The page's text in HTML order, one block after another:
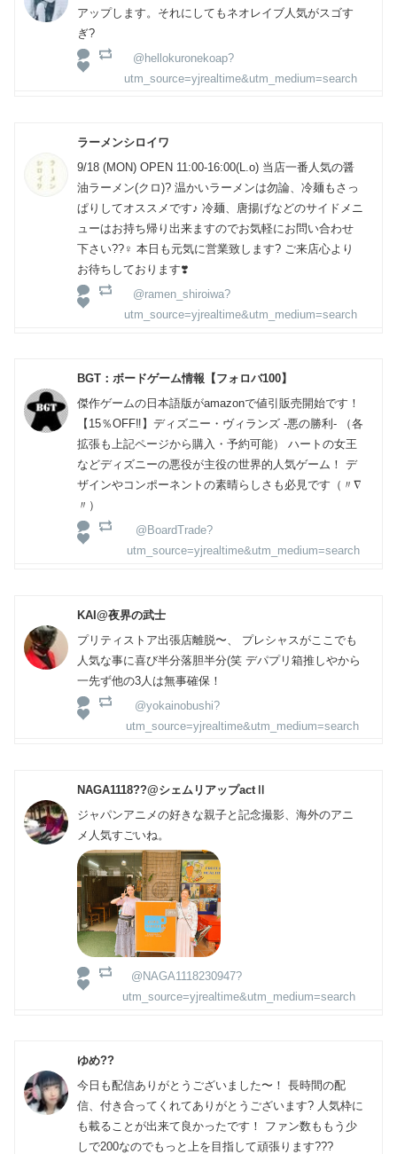
アップします。それにしてもネオレイブ人気がスゴす
ぎ?
@hellokuronekoap?
utm_source=yjrealtime&utm_medium=search
ラーメンシロイワ
9/18 (MON) OPEN 11:00-16:00(L.o) 当店一番人気の醤
油ラーメン(クロ)? 温かいラーメンは勿論、冷麺もさっ
ぱりしてオススメです♪ 冷麺、唐揚げなどのサイドメニ
ューはお持ち帰り出来ますのでお気軽にお問い合わせ
下さい??‍♀️ 本日も元気に営業致します? ご来店心より
お待ちしております❣️
@ramen_shiroiwa?
utm_source=yjrealtime&utm_medium=search
BGT：ボードゲーム情報【フォロバ100】
傑作ゲームの日本語版がamazonで値引販売開始です！
【15％OFF‼】ディズニー・ヴィランズ -悪の勝利- （各
拡張も上記ページから購入・予約可能） ハートの女王
などディズニーの悪役が主役の世界的人気ゲーム！ デ
ザインやコンポーネントの素晴らしさも必見です（〃∇
〃）
@BoardTrade?
utm_source=yjrealtime&utm_medium=search
KAI@夜界の武士
プリティストア出張店離脱〜、 プレシャスがここでも
人気な事に喜び半分落胆半分(笑 デパプリ箱推しやから
一先ず他の3人は無事確保！
@yokainobushi?
utm_source=yjrealtime&utm_medium=search
NAGA1118??@シェムリアップactⅡ
ジャパンアニメの好きな親子と記念撮影、海外のアニ
メ人気すごいね。
@NAGA1118230947?
utm_source=yjrealtime&utm_medium=search
ゆめ??
今日も配信ありがとうございました〜！ 長時間の配
信、付き合ってくれてありがとうございます? 人気枠に
も載ることが出来て良かったです！ ファン数ももう少
しで200なのでもっと上を目指して頑張ります???